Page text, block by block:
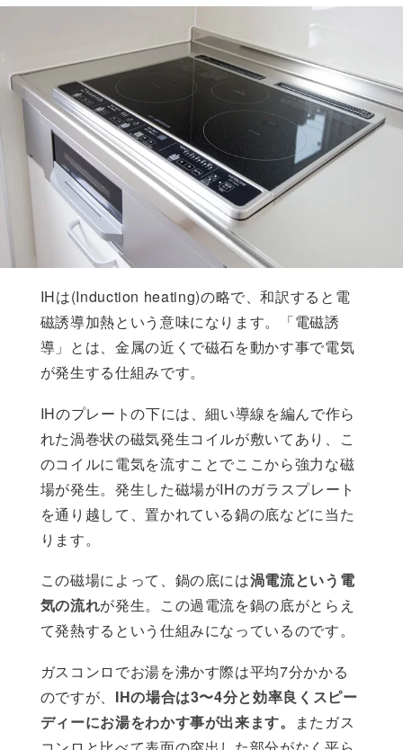
IHは(Induction heating)の略で、和訳すると電
磁誘導加熱という意味になります。「電磁誘
導」とは、金属の近くで磁石を動かす事で電気
が発生する仕組みです。
IHのプレートの下には、細い導線を編んで作ら
れた渦巻状の磁気発生コイルが敷いてあり、こ
のコイルに電気を流すことでここから強力な磁
場が発生。発生した磁場がIHのガラスプレート
を通り越して、置かれている鍋の底などに当た
ります。
この磁場によって、鍋の底には渦電流という電
気の流れが発生。この過電流を鍋の底がとらえ
て発熱するという仕組みになっているのです。
ガスコンロでお湯を沸かす際は平均7分かかる
のですが、 IHの場合は3〜4分と効率良くスピー
ディーにお湯をわかす事が出来ます。
またガス